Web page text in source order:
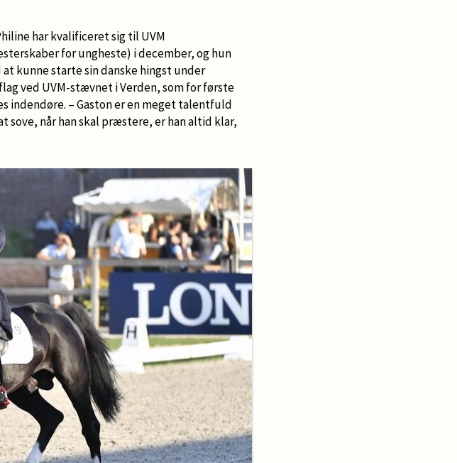
har kvalificeret sig til UVM
for ungheste) i december, og hun
at kunne starte sin danske hingst under
ved UVM-stævnet i Verden, som for første
indendøre. – Gaston er en meget talentfuld
sove, når han skal præstere, er han altid klar,